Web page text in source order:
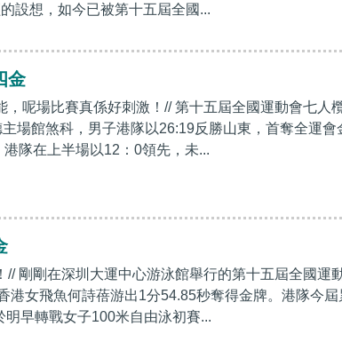
設想，如今已被第十五屆全國...
金
，呢場比賽真係好刺激！// 第十五屆全國運動會七人
場館煞科，男子港隊以26:19反勝山東，首奪全運會
隊在上半場以12：0領先，未...
// 剛剛在深圳大運中心游泳館舉行的第十五屆全國運
港女飛魚何詩蓓游出1分54.85秒奪得金牌。港隊今屆
早轉戰女子100米自由泳初賽...